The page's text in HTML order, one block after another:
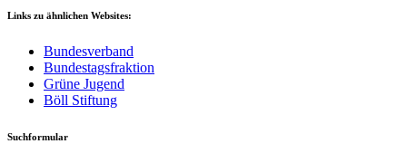
Links zu ähnlichen Websites:
Bundesverband
Bundestagsfraktion
Grüne Jugend
Böll Stiftung
Suchformular